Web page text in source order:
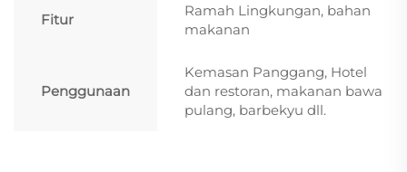
Fitur
Ramah Lingkungan, bahan
makanan
Penggunaan
Kemasan Panggang, Hotel
dan restoran, makanan bawa
pulang, barbekyu dll.